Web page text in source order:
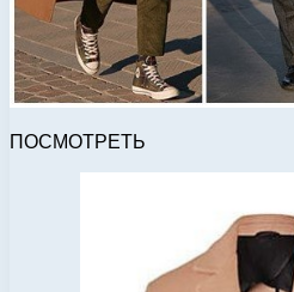
ПОСМОТРЕТЬ